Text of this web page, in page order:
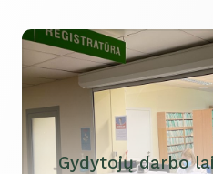
Gydytojų darbo